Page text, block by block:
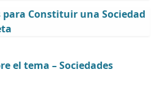
para Constituir una Sociedad
el tema – Sociedades